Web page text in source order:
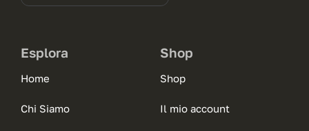
Esplora
Home
Chi Siamo
Shop
Shop
Il mio account